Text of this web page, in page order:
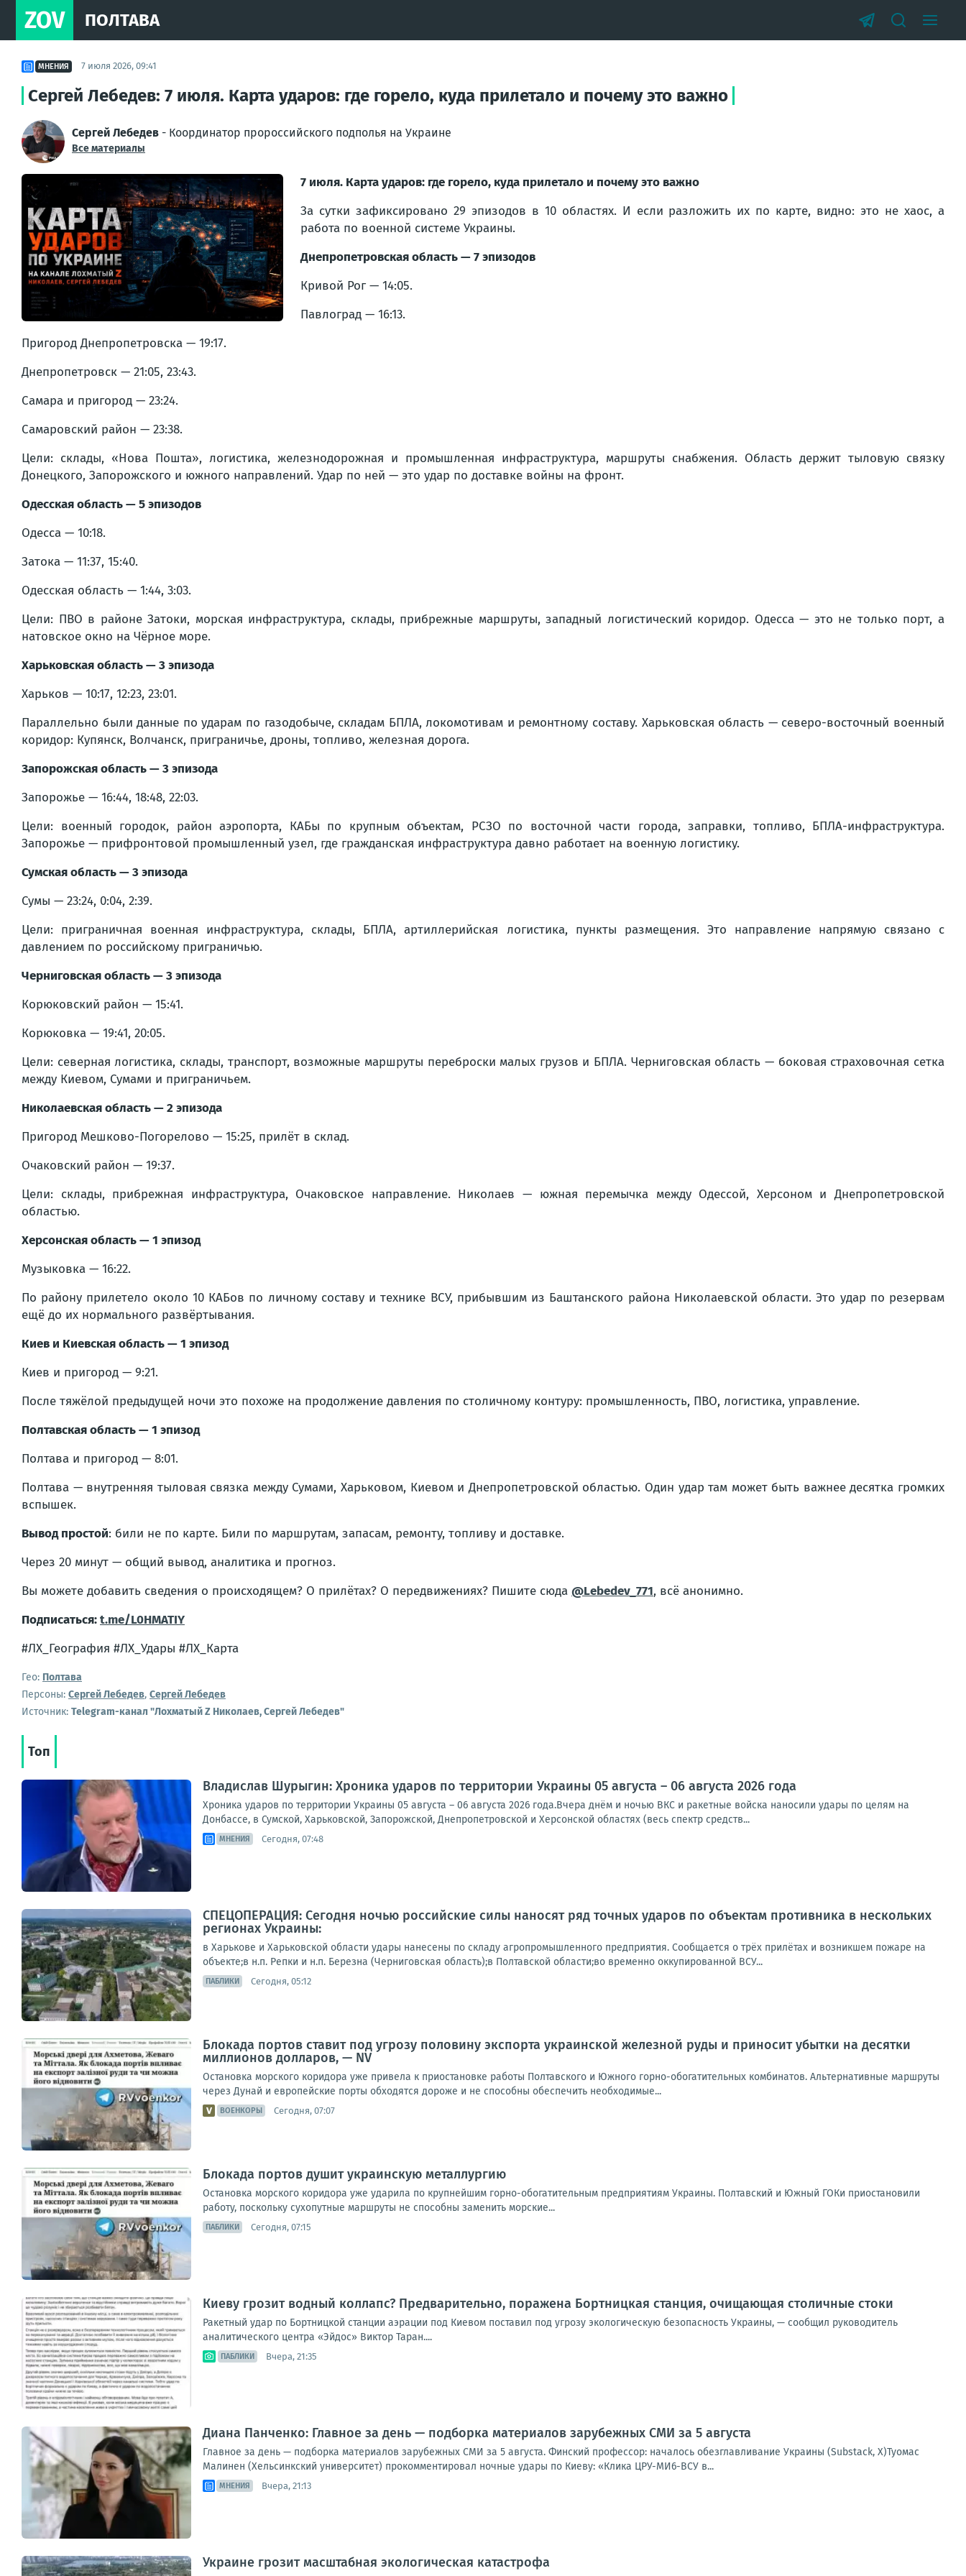
ZOV ПОЛТАВА
МНЕНИЯ 7 июля 2026, 09:41
Сергей Лебедев: 7 июля. Карта ударов: где горело, куда прилетало и почему это важно
Сергей Лебедев - Координатор пророссийского подполья на Украине
Все материалы
7 июля. Карта ударов: где горело, куда прилетало и почему это важно
За сутки зафиксировано 29 эпизодов в 10 областях. И если разложить их по карте, видно: это не хаос, а
работа по военной системе Украины.
Днепропетровская область — 7 эпизодов
Кривой Рог — 14:05.
Павлоград — 16:13.
Пригород Днепропетровска — 19:17.
Днепропетровск — 21:05, 23:43.
Самара и пригород — 23:24.
Самаровский район — 23:38.
Цели: склады, «Нова Пошта», логистика, железнодорожная и промышленная инфраструктура, маршруты снабжения. Область держит тыловую связку
Донецкого, Запорожского и южного направлений. Удар по ней — это удар по доставке войны на фронт.
Одесская область — 5 эпизодов
Одесса — 10:18.
Затока — 11:37, 15:40.
Одесская область — 1:44, 3:03.
Цели: ПВО в районе Затоки, морская инфраструктура, склады, прибрежные маршруты, западный логистический коридор. Одесса — это не только порт, а
натовское окно на Чёрное море.
Харьковская область — 3 эпизода
Харьков — 10:17, 12:23, 23:01.
Параллельно были данные по ударам по газодобыче, складам БПЛА, локомотивам и ремонтному составу. Харьковская область — северо-восточный военный
коридор: Купянск, Волчанск, приграничье, дроны, топливо, железная дорога.
Запорожская область — 3 эпизода
Запорожье — 16:44, 18:48, 22:03.
Цели: военный городок, район аэропорта, КАБы по крупным объектам, РСЗО по восточной части города, заправки, топливо, БПЛА-инфраструктура.
Запорожье — прифронтовой промышленный узел, где гражданская инфраструктура давно работает на военную логистику.
Сумская область — 3 эпизода
Сумы — 23:24, 0:04, 2:39.
Цели: приграничная военная инфраструктура, склады, БПЛА, артиллерийская логистика, пункты размещения. Это направление напрямую связано с
давлением по российскому приграничью.
Черниговская область — 3 эпизода
Корюковский район — 15:41.
Корюковка — 19:41, 20:05.
Цели: северная логистика, склады, транспорт, возможные маршруты переброски малых грузов и БПЛА. Черниговская область — боковая страховочная сетка
между Киевом, Сумами и приграничьем.
Николаевская область — 2 эпизода
Пригород Мешково-Погорелово — 15:25, прилёт в склад.
Очаковский район — 19:37.
Цели: склады, прибрежная инфраструктура, Очаковское направление. Николаев — южная перемычка между Одессой, Херсоном и Днепропетровской
областью.
Херсонская область — 1 эпизод
Музыковка — 16:22.
По району прилетело около 10 КАБов по личному составу и технике ВСУ, прибывшим из Баштанского района Николаевской области. Это удар по резервам
ещё до их нормального развёртывания.
Киев и Киевская область — 1 эпизод
Киев и пригород — 9:21.
После тяжёлой предыдущей ночи это похоже на продолжение давления по столичному контуру: промышленность, ПВО, логистика, управление.
Полтавская область — 1 эпизод
Полтава и пригород — 8:01.
Полтава — внутренняя тыловая связка между Сумами, Харьковом, Киевом и Днепропетровской областью. Один удар там может быть важнее десятка громких
вспышек.
Вывод простой: били не по карте. Били по маршрутам, запасам, ремонту, топливу и доставке.
Через 20 минут — общий вывод, аналитика и прогноз.
Вы можете добавить сведения о происходящем? О прилётах? О передвижениях? Пишите сюда @Lebedev_771, всё анонимно.
Подписаться:t.me/L0HMATIY
#ЛХ_География #ЛХ_Удары #ЛХ_Карта
Гео: Полтава
Персоны: Сергей Лебедев, Сергей Лебедев
Источник: Telegram-канал "Лохматый Z Николаев, Сергей Лебедев"
Топ
Владислав Шурыгин: Хроника ударов по территории Украины 05 августа – 06 августа 2026 года
Хроника ударов по территории Украины 05 августа – 06 августа 2026 года.Вчера днём и ночью ВКС и ракетные войска наносили удары по целям на
Донбассе, в Сумской, Харьковской, Запорожской, Днепропетровской и Херсонской областях (весь спектр средств...
МНЕНИЯ Сегодня, 07:48
СПЕЦОПЕРАЦИЯ: Сегодня ночью российские силы наносят ряд точных ударов по объектам противника в нескольких
регионах Украины:
в Харькове и Харьковской области удары нанесены по складу агропромышленного предприятия. Сообщается о трёх прилётах и возникшем пожаре на
объекте;в н.п. Репки и н.п. Березна (Черниговская область);в Полтавской области;во временно оккупированной ВСУ...
ПАБЛИКИ Сегодня, 05:12
Блокада портов ставит под угрозу половину экспорта украинской железной руды и приносит убытки на десятки
миллионов долларов, — NV
Остановка морского коридора уже привела к приостановке работы Полтавского и Южного горно-обогатительных комбинатов. Альтернативные маршруты
через Дунай и европейские порты обходятся дороже и не способны обеспечить необходимые...
ВОЕНКОРЫ Сегодня, 07:07
Блокада портов душит украинскую металлургию
Остановка морского коридора уже ударила по крупнейшим горно-обогатительным предприятиям Украины. Полтавский и Южный ГОКи приостановили
работу, поскольку сухопутные маршруты не способны заменить морские...
ПАБЛИКИ Сегодня, 07:15
Киеву грозит водный коллапс? Предварительно, поражена Бортницкая станция, очищающая столичные стоки
Ракетный удар по Бортницкой станции аэрации под Киевом поставил под угрозу экологическую безопасность Украины, — сообщил руководитель
аналитического центра «Эйдос» Виктор Таран....
ПАБЛИКИ Вчера, 21:35
Диана Панченко: Главное за день — подборка материалов зарубежных СМИ за 5 августа
Главное за день — подборка материалов зарубежных СМИ за 5 августа. Финский профессор: началось обезглавливание Украины (Substack, X)Туомас
Малинен (Хельсинкский университет) прокомментировал ночные удары по Киеву: «Клика ЦРУ-МИ6-ВСУ в...
МНЕНИЯ Вчера, 21:13
Украине грозит масштабная экологическая катастрофа